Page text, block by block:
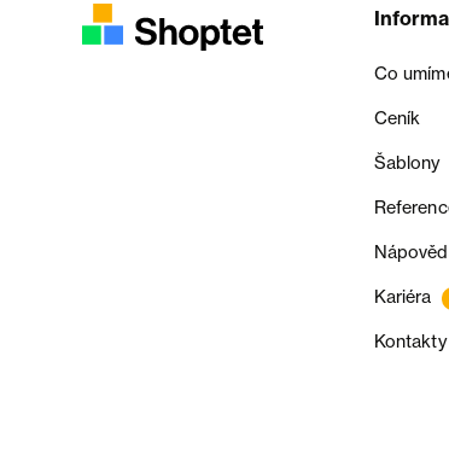
Co
Ceník
Šablony
Kariéra
Kontakty